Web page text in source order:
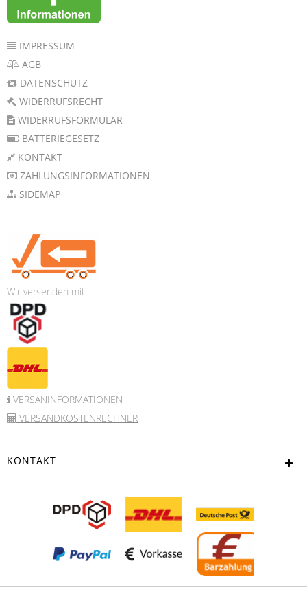
IMPRESSUM
AGB
DATENSCHUTZ
WIDERRUFSRECHT
WIDERRUFSFORMULAR
BATTERIEGESETZ
KONTAKT
ZAHLUNGSINFORMATIONEN
SIDEMAP
Wir versenden mit
VERSANINFORMATIONEN
VERSANDKOSTENRECHNER
KONTAKT